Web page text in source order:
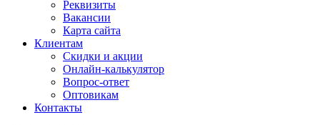
Реквизиты
Вакансии
Карта сайта
Клиентам
Скидки и акции
Онлайн-калькулятор
Вопрос-ответ
Оптовикам
Контакты